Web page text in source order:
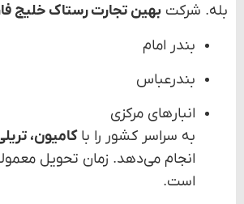
بله. شرکت بهین تجارت رستاک خلیج
بندر امام
بندرعباس
انبارهای مرکزی
به سراسر کشور را باکامیون،
است.